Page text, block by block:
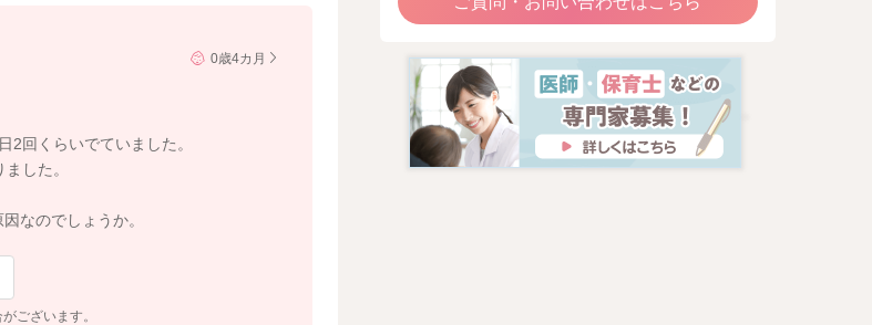
0歳4カ月
回くらいでていました。
した。
なのでしょうか。
ございます。